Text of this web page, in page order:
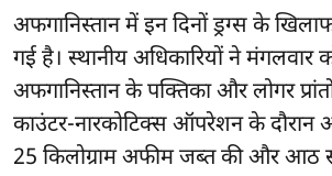
अफगानिस्तानमें इन दिनों ड्रग्स के
गई है। स्थानीय अधिकारियों ने मंगलवार
अफगानिस्तान के पक्तिका और लोगर
काउंटर-नारकोटिक्स ऑपरेशन के दौरान
25 किलोग्राम अफीम जब्त की और आठ